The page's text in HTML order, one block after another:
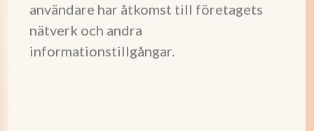
användare har åtkomst till företagets
nätverk och andra
informationstillgångar.